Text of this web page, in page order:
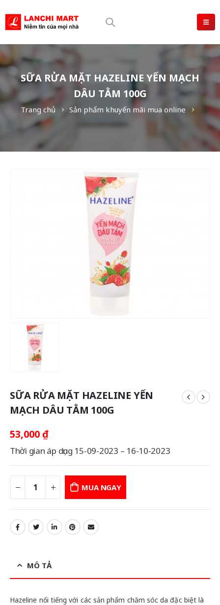
SỮA RỬA MẶT HAZELINE YẾN MẠCH
DÂU TẰM 100G
Trang chủ Sản phẩm khuyến mãi mua online
SỮA RỬA MẶT HAZELINE YẾN
MẠCH DÂU TẰM 100G
53,000 ₫
Thời gian áp dụng 15-09-2023 – 16-10-2023
MUA NGAY
MÔ TẢ
Hazeline nổi tiếng với các sản phẩm chăm sóc da đặc biệt là